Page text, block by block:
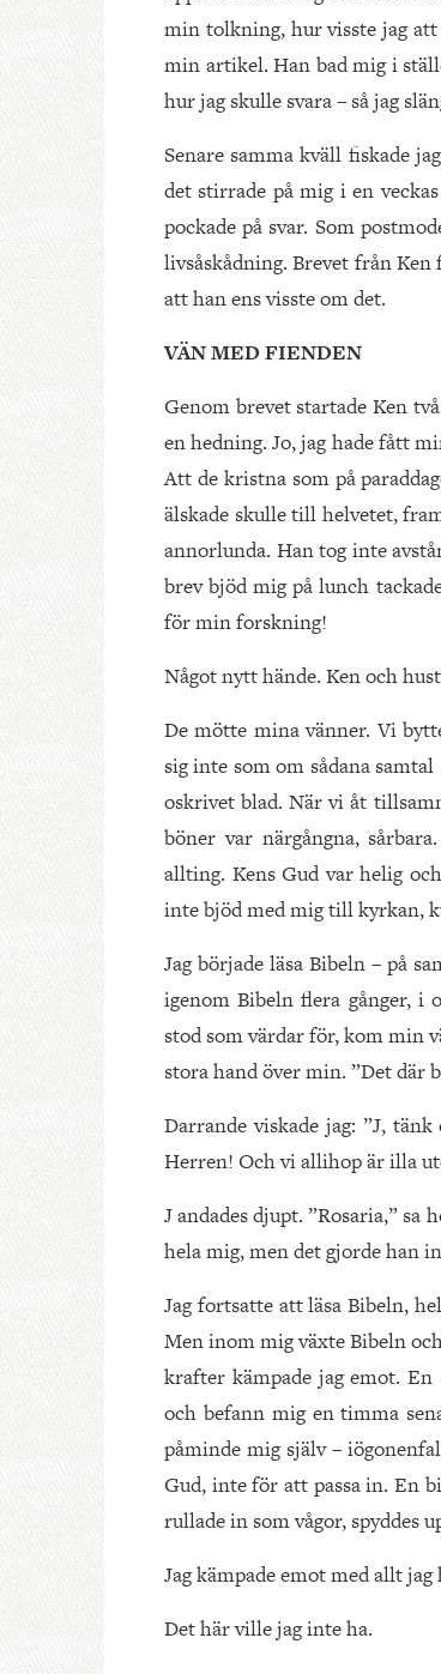
min tolkning, hur visste jag att
min artikel. Han bad mig i
hur jag skulle svara – så jag
Senare samma kväll fiskade
det stirrade på mig i en
pockade på svar. Som
livsåskådning. Brevet från
att han ens visste om det.
VÄN MED FIENDEN
Genom brevet startade Ken
en hedning. Jo, jag hade fått
Att de kristna som på
älskade skulle till helvetet,
annorlunda. Han tog inte
brev bjöd mig på lunch
för min forskning!
Något nytt hände. Ken och
De mötte mina vänner. Vi
sig inte som om sådana
oskrivet blad. När vi åt
böner var närgångna,
allting. Kens Gud var helig
inte bjöd med mig till kyrkan,
Jag började läsa Bibeln – på
igenom Bibeln flera gånger, i
stod som värdar för, kom min
stora hand över min. ”Det där
Darrande viskade jag: ”J,
Herren! Och vi allihop är illa
J andades djupt. ”Rosaria,” sa
hela mig, men det gjorde han
Jag fortsatte att läsa Bibeln,
Men inom mig växte Bibeln
krafter kämpade jag emot. En
och befann mig en timma
påminde mig själv –
Gud, inte för att passa in. En
rullade in som vågor, spyddes
Jag kämpade emot med allt jag
Det här ville jag inte ha.